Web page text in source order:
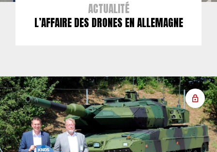
ACTUALITÉ
L’AFFAIRE DES DRONES EN ALLEMAGNE